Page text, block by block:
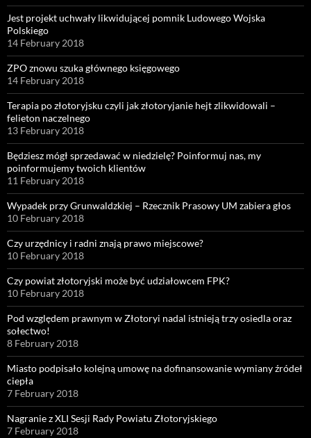
Jest projekt uchwały likwidującej pomnik Ludowego Wojska
Polskiego
14 February 2018
ZPO znowu szuka głównego księgowego
14 February 2018
Terapia po złotoryjsku czyli jak złotoryjanie hejt zlikwidowali –
felieton naczelnego
13 February 2018
Będziesz mógł sprzedawać w niedzielę? Poinformuj nas, my
poinformujemy twoich klientów
11 February 2018
Wypadek przy Grunwaldzkiej – Rzecznik Prasowy UM zabiera głos
10 February 2018
Czy urzędnicy i radni znają prawo miejscowe?
10 February 2018
Czy powiat złotoryjski może być udziałowcem FPK?
10 February 2018
Pod względem prawnym w Złotoryi nadal istnieją trzy osiedla oraz
sołectwo!
8 February 2018
Miasto podpisało kolejną umowę na dofinansowanie wymiany źródeł
ciepła
7 February 2018
Nagranie z XLI Sesji Rady Powiatu Złotoryjskiego
7 February 2018